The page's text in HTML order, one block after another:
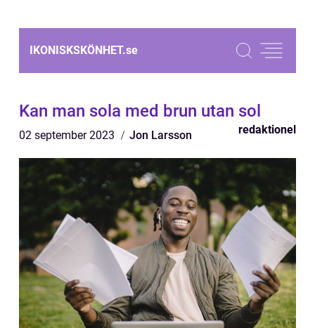
IKONISKSKÖNHET.se
Kan man sola med brun utan sol
02 september 2023 Jon Larsson redaktionel